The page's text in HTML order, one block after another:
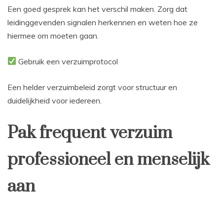
Een goed gesprek kan het verschil maken. Zorg dat
leidinggevenden signalen herkennen en weten hoe ze
hiermee om moeten gaan.
Gebruik een verzuimprotocol
Een helder verzuimbeleid zorgt voor structuur en
duidelijkheid voor iedereen.
Pak frequent verzuim
professioneel en menselijk
aan